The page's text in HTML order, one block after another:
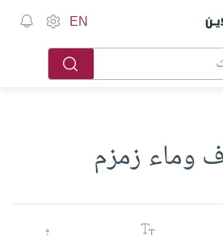
EN
وماء زمزم